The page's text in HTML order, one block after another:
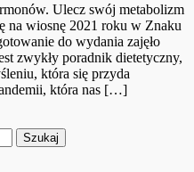
Ulecz swój metabolizm
na wiosnę 2021 roku w Znaku
do wydania zajęło
zwykły poradnik dietetyczny,
która się przyda
która nas […]